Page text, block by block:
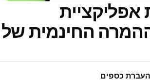
החינמית של
כספים